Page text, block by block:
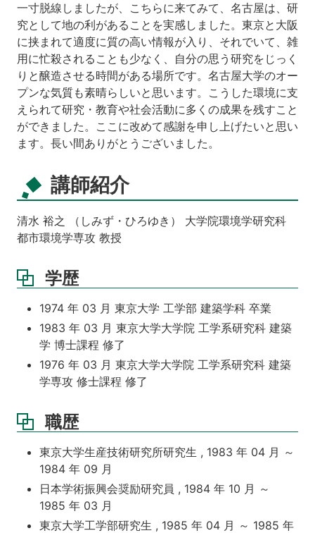
一寸脱線しましたが、こちらに来てみて、名古屋は、研
究として地の利があることを実感しました。東京と大阪
に挟まれて適度に質の高い情報が入り、それでいて、雑
用に忙殺されることも少なく、自分の思う研究をじっく
りと醸造させる時間がある場所です。名古屋大学のオー
プンな気質も素晴らしいと思います。こうした環境に支
えられて研究・教育や社会活動に多くの成果を残すこと
ができました。ここに改めて感謝を申し上げたいと思い
ます。長い間ありがとうございました。
講師紹介
清水 裕之 （しみず・ひろゆき） 大学院環境学研究科
都市環境学専攻 教授
学歴
1974 年 03 月 東京大学 工学部 建築学科 卒業
1983 年 03 月 東京大学大学院 工学系研究科 建築
学 博士課程 修了
1976 年 03 月 東京大学大学院 工学系研究科 建築
学専攻 修士課程 修了
職歴
東京大学生産技術研究所研究生 , 1983 年 04 月 ～
1984 年 09 月
日本学術振興会奨励研究員 , 1984 年 10 月 ～
1985 年 03 月
東京大学工学部研究生 , 1985 年 04 月 ～ 1985 年